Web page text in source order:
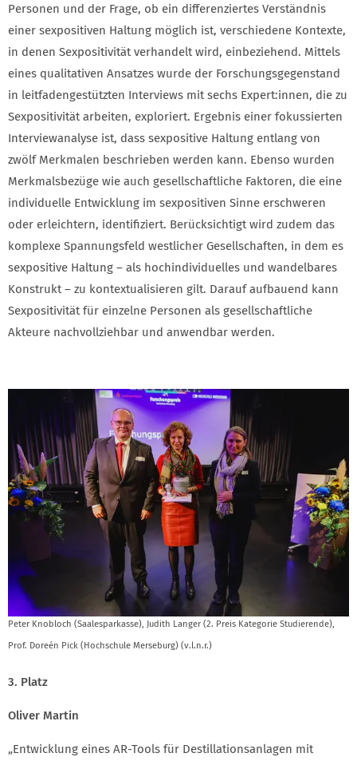
Personen und der Frage, ob ein differenziertes Verständnis
einer sexpositiven Haltung möglich ist, verschiedene Kontexte,
in denen Sexpositivität verhandelt wird, einbeziehend. Mittels
eines qualitativen Ansatzes wurde der Forschungsgegenstand
in leitfadengestützten Interviews mit sechs Expert:innen, die zu
Sexpositivität arbeiten, exploriert. Ergebnis einer fokussierten
Interviewanalyse ist, dass sexpositive Haltung entlang von
zwölf Merkmalen beschrieben werden kann. Ebenso wurden
Merkmalsbezüge wie auch gesellschaftliche Faktoren, die eine
individuelle Entwicklung im sexpositiven Sinne erschweren
oder erleichtern, identifiziert. Berücksichtigt wird zudem das
komplexe Spannungsfeld westlicher Gesellschaften, in dem es
sexpositive Haltung – als hochindividuelles und wandelbares
Konstrukt – zu kontextualisieren gilt. Darauf aufbauend kann
Sexpositivität für einzelne Personen als gesellschaftliche
Akteure nachvollziehbar und anwendbar werden.
Peter Knobloch (Saalesparkasse), Judith Langer (2. Preis Kategorie Studierende),
Prof. Doreén Pick (Hochschule Merseburg) (v.l.n.r.)
3. Platz
Oliver Martin
„Entwicklung eines AR-Tools für Destillationsanlagen mit